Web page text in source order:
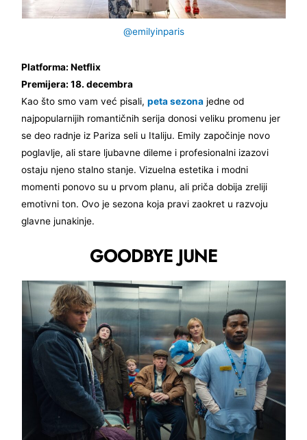
@emilyinparis
Platforma: Netflix
Premijera: 18. decembra
Kao što smo vam već pisali,peta sezona jedne od
najpopularnijih romantičnih serija donosi veliku promenu jer
se deo radnje iz Pariza seli u Italiju. Emily započinje novo
poglavlje, ali stare ljubavne dileme i profesionalni izazovi
ostaju njeno stalno stanje. Vizuelna estetika i modni
momenti ponovo su u prvom planu, ali priča dobija zreliji
emotivni ton. Ovo je sezona koja pravi zaokret u razvoju
glavne junakinje.
GOODBYE JUNE